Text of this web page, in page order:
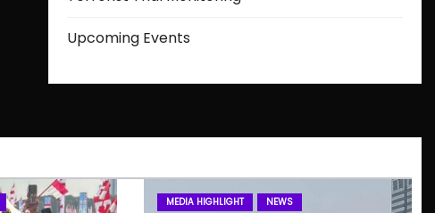
Upcoming Events
MEDIA HIGHLIGHT NEWS